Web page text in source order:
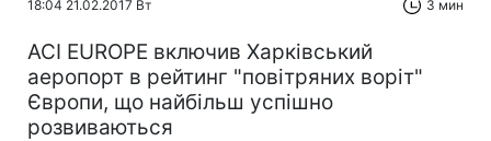
18:04 21.02.2017 Вт 3 мин
ACI EUROPE включив Харківський
аеропорт в рейтинг "повітряних воріт"
Європи, що найбільш успішно
розвиваються